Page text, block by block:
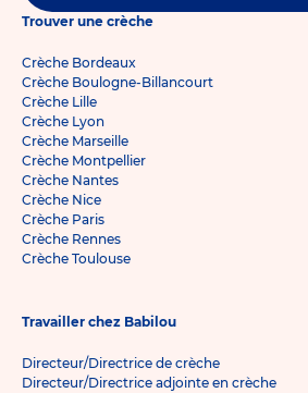
Trouver une crèche
Crèche Bordeaux
Crèche Boulogne-Billancourt
Crèche Lille
Crèche Lyon
Crèche Marseille
Crèche Montpellier
Crèche Nantes
Crèche Nice
Crèche Paris
Crèche Rennes
Crèche Toulouse
Travailler chez Babilou
Directeur/Directrice de crèche
Directeur/Directrice adjointe en crèche